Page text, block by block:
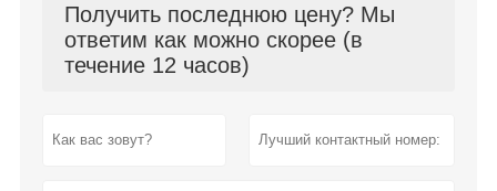
Получить последнюю цену? Мы
ответим как можно скорее (в
течение 12 часов)